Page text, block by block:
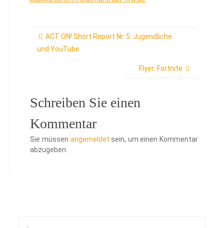
ACT ON! Short Report Nr. 5: Jugendliche
und YouTube
Flyer: Fortnite
Schreiben Sie einen
Kommentar
Sie müssen angemeldet sein, um einen Kommentar
abzugeben.